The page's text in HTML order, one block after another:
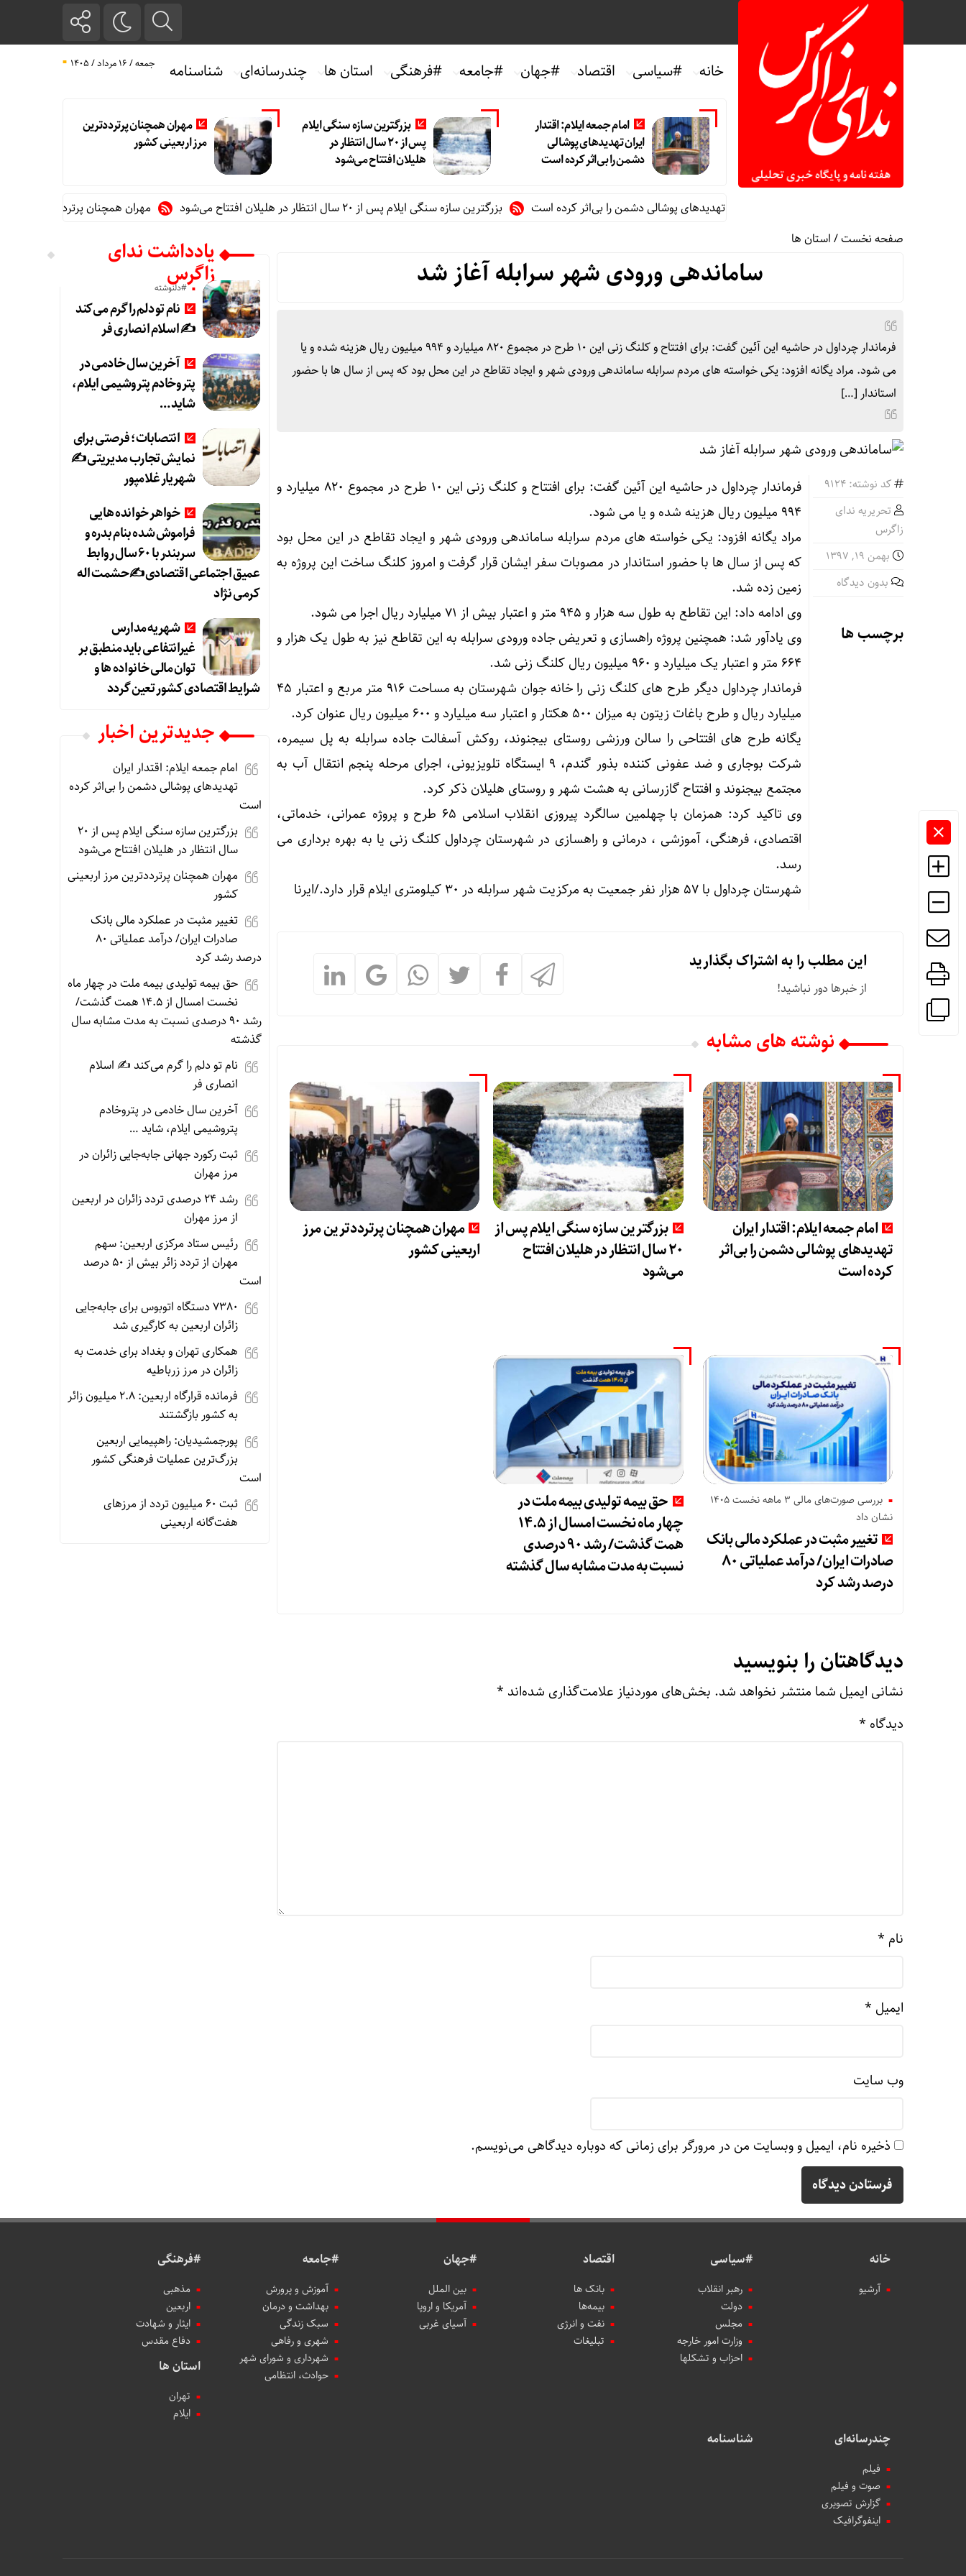
خانه #سیاسی اقتصاد #جهان #جامعه #فرهنگی استان ها چندرسانه‌ای شناسنامه جمعه / ۱۶ مرداد / ۱۴۰۵
امام جمعه ایلام: اقتدار
ایران تهدیدهای پوشالی
دشمن را بی‌اثر کرده است
بزرگترین سازه سنگی ایلام
پس از ۲۰ سال انتظار در
هلیلان افتتاح می‌شود
مهران همچنان پرترددترین
مرز اربعینی کشور
امام جمعه ایلام: اقتدار ایران تهدیدهای پوشالی دشمن را بی‌اثر کرده است بزرگترین سازه سنگی ایلام پس از ۲۰ سال انتظار در هلیلان افتتاح می‌شود
مهران همچنان پرترددترین مرز اربعینی
صفحه نخست/استان ها
ساماندهی ورودی شهر سرابله آغاز شد
فرماندار چرداول در حاشیه این آئین گفت: برای افتتاح و کلنگ زنی این ۱۰ طرح در مجموع ۸۲۰ میلیارد و ۹۹۴ میلیون ریال هزینه شده و یا
می شود. مراد یگانه افزود: یکی خواسته های مردم سرابله ساماندهی ورودی شهر و ایجاد تقاطع در این محل بود که پس از سال ها با حضور
استاندار […]
کد نوشته: 9124
تحریریه ندای
زاگرس
بهمن ۱۹, ۱۳۹۷
بدون دیدگاه
برچسب ها
فرماندار چرداول در حاشیه این آئین گفت: برای افتتاح و کلنگ زنی این ۱۰ طرح در مجموع ۸۲۰ میلیارد و
۹۹۴ میلیون ریال هزینه شده و یا می شود.
مراد یگانه افزود: یکی خواسته های مردم سرابله ساماندهی ورودی شهر و ایجاد تقاطع در این محل بود
که پس از سال ها با حضور استاندار در مصوبات سفر ایشان قرار گرفت و امروز کلنگ ساخت این پروژه به
زمین زده شد.
وی ادامه داد: این تقاطع به طول سه هزار و ۹۴۵ متر و اعتبار بیش از ۷۱ میلیارد ریال اجرا می شود.
وی یادآور شد: همچنین پروژه راهسازی و تعریض جاده ورودی سرابله به این تقاطع نیز به طول یک هزار و
۶۶۴ متر و اعتبار یک میلیارد و ۹۶۰ میلیون ریال کلنگ زنی شد.
فرماندار چرداول دیگر طرح های کلنگ زنی را خانه جوان شهرستان به مساحت ۹۱۶ متر مربع و اعتبار ۴۵
میلیارد ریال و طرح باغات زیتون به میزان ۵۰۰ هکتار و اعتبار سه میلیارد و ۶۰۰ میلیون ریال عنوان کرد.
یگانه طرح های افتتاحی را سالن ورزشی روستای بیجنوند، روکش آسفالت جاده سرابله به پل سیمره،
شرکت بوجاری و ضد عفونی کننده بذور گندم، ۹ ایستگاه تلویزیونی، اجرای مرحله پنجم انتقال آب به
مجتمع بیجنوند و افتتاح گازرسانی به هشت شهر و روستای هلیلان ذکر کرد.
وی تاکید کرد: همزمان با چهلمین سالگرد پیروزی انقلاب اسلامی ۶۵ طرح و پروژه عمرانی، خدماتی،
اقتصادی، فرهنگی، آموزشی ، ‌درمانی و راهسازی در شهرستان چرداول کلنگ زنی یا به بهره برداری می
رسد.
شهرستان چرداول با ۵۷ هزار نفر جمعیت به مرکزیت شهر سرابله در ۳۰ کیلومتری ایلام قرار دارد./ایرنا
این مطلب را به اشتراک بگذارید
از خبرها دور نباشید!
نوشته های مشابه
امام جمعه ایلام: اقتدار ایران
تهدیدهای پوشالی دشمن را بی‌اثر
کرده است
بزرگترین سازه سنگی ایلام پس از
۲۰ سال انتظار در هلیلان افتتاح
می‌شود
مهران همچنان پرترددترین مرز
اربعینی کشور
بررسی صورت‌های مالی 3 ماهه نخست 1405
نشان داد
تغییر مثبت در عملکرد مالی بانک
صادرات ایران/ درآمد عملیاتی ۸۰
درصد رشد کرد
حق بیمه تولیدی بیمه ملت در
چهار ماه نخست امسال از ۱۴.۵
همت گذشت/ رشد ۹۰ درصدی
نسبت به مدت مشابه سال گذشته
دیدگاهتان را بنویسید
نشانی ایمیل شما منتشر نخواهد شد. بخش‌های موردنیاز علامت‌گذاری شده‌اند *
دیدگاه *
نام *
ایمیل *
وب‌ سایت
ذخیره نام، ایمیل و وبسایت من در مرورگر برای زمانی که دوباره دیدگاهی می‌نویسم.
یادداشت ندای
زاگرس
#دلنوشته
نام تو دلم را گرم می‌کند
✍️ اسلام انصاری فر
آخرین سال خادمی در
پتروخادم پتروشیمی ایلام،
شاید …
انتصابات؛ فرصتی برای
نمایش تجارب مدیریتی ✍
شهریار غلامپور
خواهر خوانده هایی
فراموش شده بنام بدره و
سربندر با ۶۰ سال روابط
عمیق اجتماعی اقتصادی ✍حشمت اله
کرمی نژاد
شهریه مدارس
غیرانتفاعی باید منطبق بر
توان مالی خانواده ها و
شرایط اقتصادی کشور تعین گردد
جديدترين اخبار
امام جمعه ایلام: اقتدار ایران
تهدیدهای پوشالی دشمن را بی‌اثر کرده
است
بزرگترین سازه سنگی ایلام پس از ۲۰
سال انتظار در هلیلان افتتاح می‌شود
مهران همچنان پرترددترین مرز اربعینی
کشور
تغییر مثبت در عملکرد مالی بانک
صادرات ایران/ درآمد عملیاتی ۸۰
درصد رشد کرد
حق بیمه تولیدی بیمه ملت در چهار ماه
نخست امسال از ۱۴.۵ همت گذشت/
رشد ۹۰ درصدی نسبت به مدت مشابه سال
گذشته
نام تو دلم را گرم می‌کند ✍️ اسلام
انصاری فر
آخرین سال خادمی در پتروخادم
پتروشیمی ایلام، شاید …
ثبت رکورد جهانی جابه‌جایی زائران در
مرز مهران
رشد ۲۴ درصدی تردد زائران در اربعین
از مرز مهران
رئیس ستاد مرکزی اربعین: سهم
مهران از تردد زائر بیش از ۵۰ درصد
است
۷۳۸۰ دستگاه اتوبوس برای جابه‌جایی
زائران اربعین به‌ کارگیری شد
همکاری تهران و بغداد برای خدمت به
زائران در مرز زرباطیه
فرمانده قرارگاه اربعین: ۲.۸ میلیون زائر
به کشور بازگشتند
پورجمشیدیان: راهپیمایی اربعین
بزرگ‌ترین عملیات فرهنگی کشور
است
ثبت ۶۰ میلیون تردد از مرزهای
هفت‌گانه اربعینی
خانه
آرشیو
#سیاسی
رهبر انقلاب
دولت
مجلس
وزارت امور خارجه
احزاب و تشکلها
اقتصاد
بانک ها
بیمه‌ها
نفت و انرژی
تبلیغات
#جهان
بین الملل
آمریکا و اروپا
آسیای غربی
#جامعه
آموزش و پرورش
بهداشت و درمان
سبک زندگی
شهری و رفاهی
شهرداری و شورای شهر
حوادث، انتظامی
#فرهنگی
مذهبی
اربعین
ایثار و شهادت
دفاع مقدس
استان ها
تهران
ایلام
چندرسانه‌ای
فیلم
صوت و فیلم
گزارش تصویری
اینفوگرافیک
شناسنامه